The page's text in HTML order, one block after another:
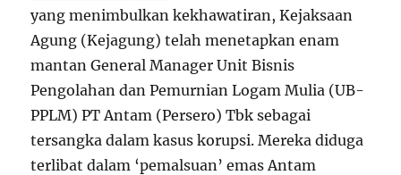
yang menimbulkan kekhawatiran, Kejaksaan
Agung (Kejagung) telah menetapkan enam
mantan General Manager Unit Bisnis
Pengolahan dan Pemurnian Logam Mulia (UB-
PPLM) PT Antam (Persero) Tbk sebagai
tersangka dalam kasus korupsi. Mereka diduga
terlibat dalam ‘pemalsuan’ emas Antam